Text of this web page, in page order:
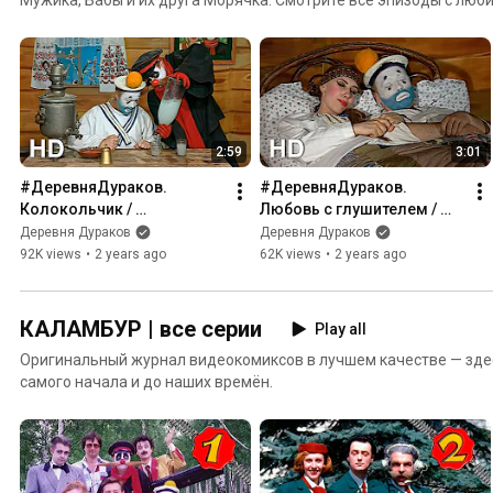
2:59
#ДеревняДураков.
Колокольчик /
#FoolsVillage. Bell (Official
HD Video)
Деревня Дураков
92K views • 2 years ago
3:01
#ДеревняДураков.
Любовь с глушителем /
#FoolsVillage. Love with a
silencer (Official HD Video)
Деревня Дураков
62K views • 2 years ago
КАЛАМБУР | все серии
Play all
Оригинальный журнал видеокомиксов в лучшем качестве —
самого начала и до наших времён.